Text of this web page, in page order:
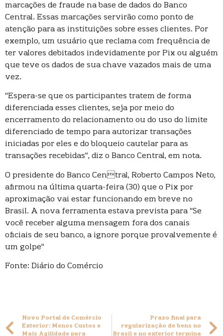
marcações de fraude na base de dados do Banco
Central. Essas marcações servirão como ponto de
atenção para as instituições sobre esses clientes. Por
exemplo, um usuário que reclama com frequência de
ter valores debitados indevidamente por Pix ou alguém
que teve os dados de sua chave vazados mais de uma
vez.
“Espera-se que os participantes tratem de forma
diferenciada esses clientes, seja por meio do
encerramento do relacionamento ou do uso do limite
diferenciado de tempo para autorizar transações
iniciadas por eles e do bloqueio cautelar para as
transações recebidas”, diz o Banco Central, em nota.
O presidente do Banco Central, Roberto Campos Neto,
afirmou na última quarta-feira (30) que o Pix por
aproximação vai estar funcionando em breve no
Brasil. A nova ferramenta estava prevista para “Se
você receber alguma mensagem fora dos canais
oficiais de seu banco, a ignore porque provalvemente é
um golpe”
Fonte: Diário do Comércio
Novo Portal de Comércio
Exterior: Menos Custos e
Mais Agilidade para
Prazo final para
regularização de bens no
Brasil e no exterior termina